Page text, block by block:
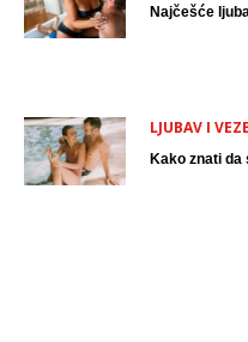
Najčešće
LJUBAV I VEZE
Kako znati